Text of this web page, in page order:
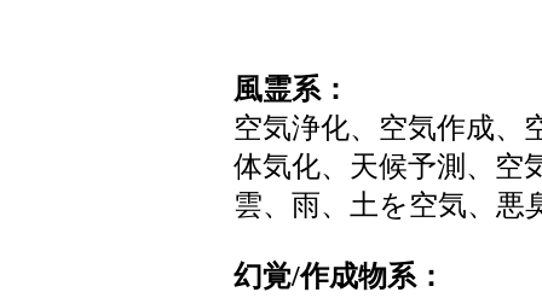
風霊系：
空気浄化、空気作成、
体気化、天候予測、空
雲、雨、土を空気、悪
幻覚/作成物系：